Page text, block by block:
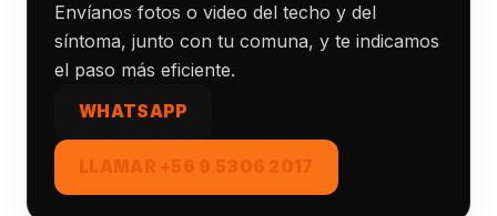
Envíanos fotos o video del techo y del
síntoma, junto con tu comuna, y te indicamos
el paso más eficiente.
WHATSAPP
LLAMAR +56 9 5306 2017